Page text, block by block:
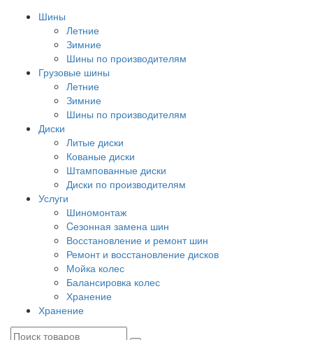
Шины
Летние
Зимние
Шины по производителям
Грузовые шины
Летние
Зимние
Шины по производителям
Диски
Литые диски
Кованые диски
Штампованные диски
Диски по производителям
Услуги
Шиномонтаж
Cезонная замена шин
Восстановление и ремонт шин
Ремонт и восстановление дисков
Мойка колес
Балансировка колес
Хранение
Хранение